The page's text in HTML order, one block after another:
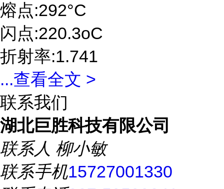
熔点:292°C
闪点:220.3oC
折射率:1.741
...查看全文 >
联系我们
湖北巨胜科技有限公司
联系人 柳小敏
联系手机15727001330